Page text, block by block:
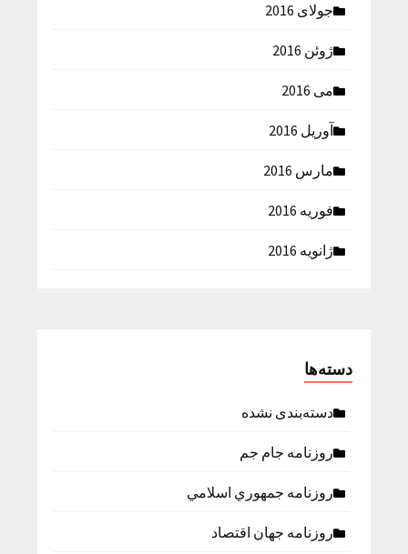
جولای 2016
ژوئن 2016
می 2016
آوریل 2016
مارس 2016
فوریه 2016
ژانویه 2016
دسته‌ها
دسته‌بندی نشده
روزنامه جام جم
روزنامه جمهوري اسلامي
روزنامه جهان اقتصاد